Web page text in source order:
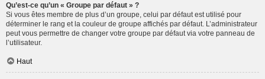
Qu’est-ce qu’un « Groupe par défaut » ?
Si vous êtes membre de plus d’un groupe, celui par défaut est utilisé pour
déterminer le rang et la couleur de groupe affichés par défaut. L’administrateur
peut vous permettre de changer votre groupe par défaut via votre panneau de
l’utilisateur.
Haut